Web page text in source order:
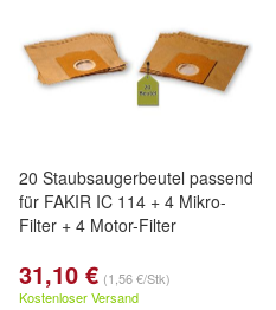
20 Staubsaugerbeutel passend
für FAKIR IC 114 + 4 Mikro-
Filter + 4 Motor-Filter
31,10 € (1,56 €/Stk)
Kostenloser Versand